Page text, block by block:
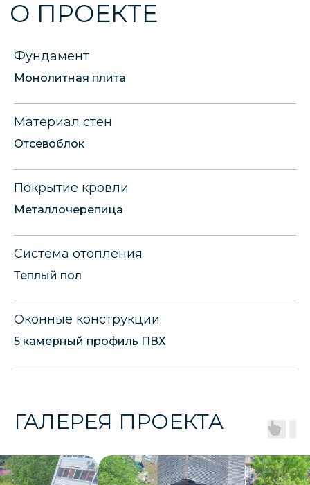
Фундамент
Монолитная плита
Материал стен
Отсевоблок
Покрытие кровли
Металлочерепица
Система отопления
Теплый пол
Оконные конструкции
5 камерный профиль ПВХ
ГАЛЕРЕЯ ПРОЕКТА
ДРУГИЕ НАШИ
РЕАЛИЗОВАННЫЕ
ПРОЕКТЫ